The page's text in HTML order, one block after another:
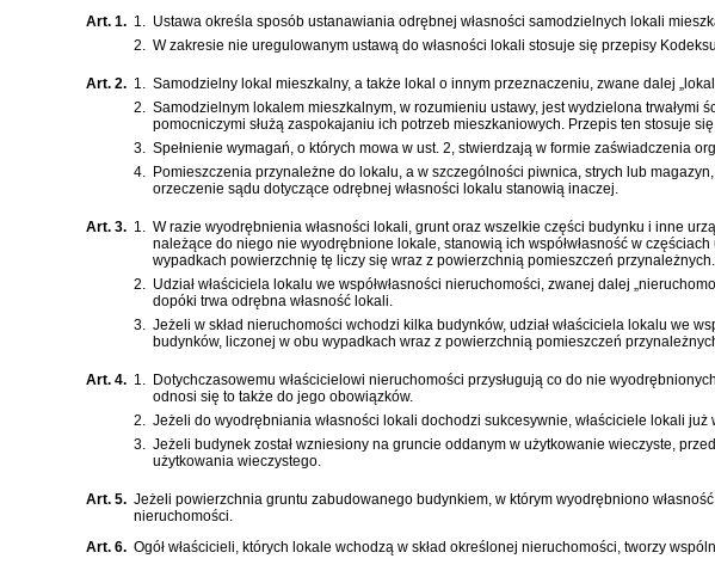
Art. 1. 1. Ustawa określa sposób ustanawiania odrębnej własności samodzielnych lokali
2. W zakresie nie uregulowanym ustawą do własności lokali stosuje się przepisy
Art. 2. 1. Samodzielny lokal mieszkalny, a także lokal o innym przeznaczeniu, zwane dalej
2. Samodzielnym lokalem mieszkalnym, w rozumieniu ustawy, jest wydzielona trwałymi
pomocniczymi służą zaspokajaniu ich potrzeb mieszkaniowych. Przepis ten stosuje
3. Spełnienie wymagań, o których mowa w ust. 2, stwierdzają w formie zaświadczenia
4. Pomieszczenia przynależne do lokalu, a w szczególności piwnica, strych lub
orzeczenie sądu dotyczące odrębnej własności lokalu stanowią inaczej.
Art. 3. 1. W razie wyodrębnienia własności lokali, grunt oraz wszelkie części budynku i inne
należące do niego nie wyodrębnione lokale, stanowią ich współwłasność w
wypadkach powierzchnię tę liczy się wraz z powierzchnią pomieszczeń przynależnych.
2. Udział właściciela lokalu we współwłasności nieruchomości, zwanej dalej
dopóki trwa odrębna własność lokali.
3. Jeżeli w skład nieruchomości wchodzi kilka budynków, udział właściciela lokalu we
budynków, liczonej w obu wypadkach wraz z powierzchnią pomieszczeń
Art. 4. 1. Dotychczasowemu właścicielowi nieruchomości przysługują co do nie
odnosi się to także do jego obowiązków.
2. Jeżeli do wyodrębniania własności lokali dochodzi sukcesywnie, właściciele lokali
3. Jeżeli budynek został wzniesiony na gruncie oddanym w użytkowanie wieczyste,
użytkowania wieczystego.
Art. 5. Jeżeli powierzchnia gruntu zabudowanego budynkiem, w którym wyodrębniono
nieruchomości.
Art. 6. Ogół właścicieli, których lokale wchodzą w skład określonej nieruchomości, tworzy